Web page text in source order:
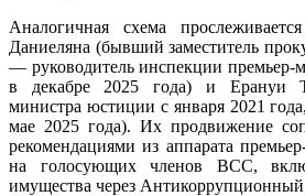
Аналогичная схема
Даниеляна (бывший заместитель
— руководитель инспекции премьер-
в декабре 2025 года) и Ерануи
министра юстиции с января 2021
мае 2025 года). Их продвижение
рекомендациями из аппарата
на голосующих членов ВСС,
имущества через Антикоррупционный